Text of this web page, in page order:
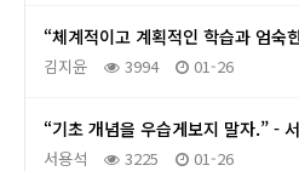
“체계적이고 계획적인 학습과 엄
김지윤 3994 01-26
“기초 개념을 우습게보지 말자.” -
서용석 3225 01-26